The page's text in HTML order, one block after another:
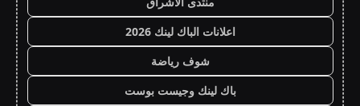
اعلانات الباك لينك 2026
شوف رياضة
باك لينك وجيست بوست